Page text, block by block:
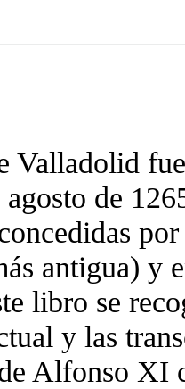
Valladolid
de
antigua) y
libro se
y las
Alfonso XI